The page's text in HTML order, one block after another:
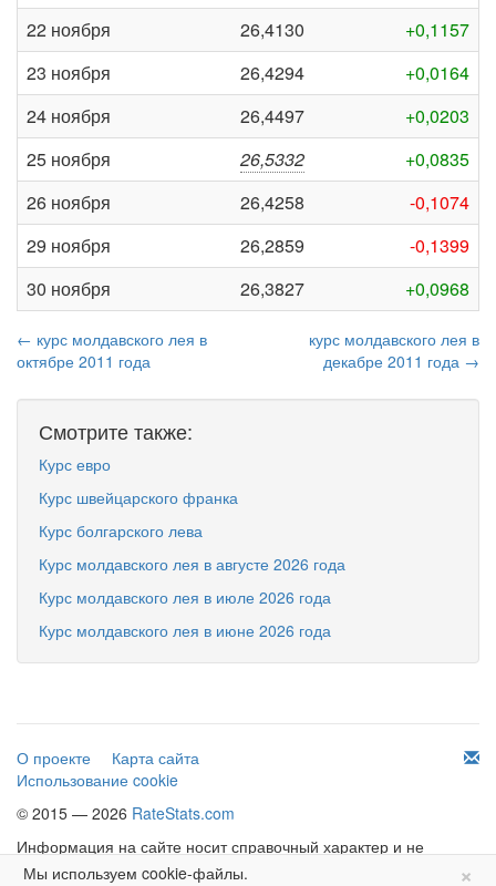
22 ноября
26,4130
+0,1157
23 ноября
26,4294
+0,0164
24 ноября
26,4497
+0,0203
25 ноября
26,5332
+0,0835
26 ноября
26,4258
-0,1074
29 ноября
26,2859
-0,1399
30 ноября
26,3827 +0,0968
← курс молдавского лея в
октябре 2011 года
курс молдавского лея в
декабре 2011 года →
Смотрите также:
Курс евро
Курс швейцарского франка
Курс болгарского лева
Курс молдавского лея в августе 2026 года
Курс молдавского лея в июле 2026 года
Курс молдавского лея в июне 2026 года
О проекте
Карта сайта
Использование cookie
© 2015 — 2026 RateStats.com
Информация на сайте носит справочный характер и не
является офертой.
×
Мы используем cookie-файлы.